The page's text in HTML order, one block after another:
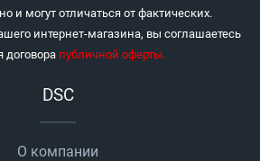
и могут отличаться от фактических.
интернет-магазина, вы соглашаетесь
договора публичной оферты.
DSC
О компании